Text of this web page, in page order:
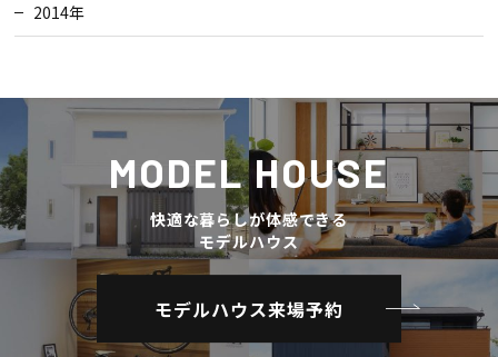
2014年
MODEL HOUSE
快適な暮らしが体感できる
モデルハウス
モデルハウス来場予約